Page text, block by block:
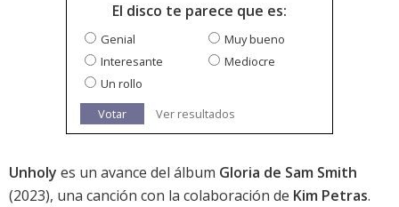
El disco te parece que es:
Genial
Muy bueno
Interesante
Mediocre
Un rollo
Votar
Ver resultados
Unholy es un avance del álbum Gloria de Sam Smith
(2023), una canción con la colaboración de Kim Petras.